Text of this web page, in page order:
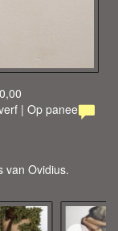
| Op paneel
van Ovidius.